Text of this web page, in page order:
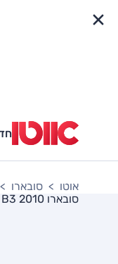
אוטו סובארו
סובארו B3 2010